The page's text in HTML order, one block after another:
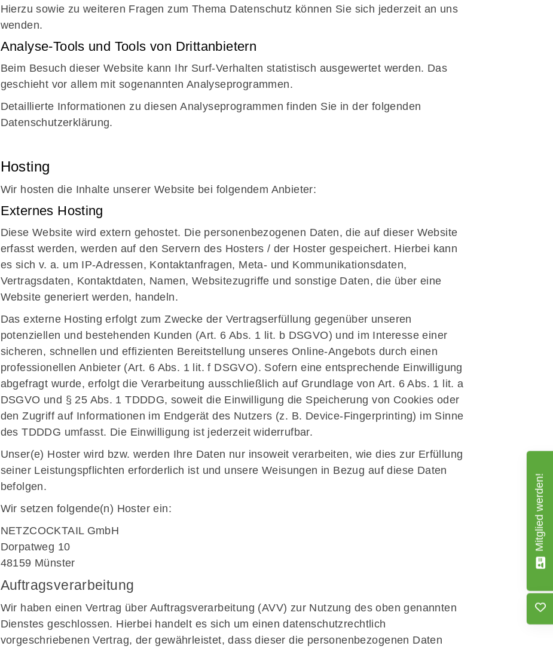
Hierzu sowie zu weiteren Fragen zum Thema Datenschutz können Sie sich jederzeit an uns
wenden.
Analyse-Tools und Tools von Dritt­anbietern
Beim Besuch dieser Website kann Ihr Surf-Verhalten statistisch ausgewertet werden. Das
geschieht vor allem mit sogenannten Analyseprogrammen.
Detaillierte Informationen zu diesen Analyseprogrammen finden Sie in der folgenden
Datenschutzerklärung.
Hosting
Wir hosten die Inhalte unserer Website bei folgendem Anbieter:
Externes Hosting
Diese Website wird extern gehostet. Die personenbezogenen Daten, die auf dieser Website
erfasst werden, werden auf den Servern des Hosters / der Hoster gespeichert. Hierbei kann
es sich v. a. um IP-Adressen, Kontaktanfragen, Meta- und Kommunikationsdaten,
Vertragsdaten, Kontaktdaten, Namen, Websitezugriffe und sonstige Daten, die über eine
Website generiert werden, handeln.
Das externe Hosting erfolgt zum Zwecke der Vertragserfüllung gegenüber unseren
potenziellen und bestehenden Kunden (Art. 6 Abs. 1 lit. b DSGVO) und im Interesse einer
sicheren, schnellen und effizienten Bereitstellung unseres Online-Angebots durch einen
professionellen Anbieter (Art. 6 Abs. 1 lit. f DSGVO). Sofern eine entsprechende Einwilligung
abgefragt wurde, erfolgt die Verarbeitung ausschließlich auf Grundlage von Art. 6 Abs. 1 lit. a
DSGVO und § 25 Abs. 1 TDDDG, soweit die Einwilligung die Speicherung von Cookies oder
den Zugriff auf Informationen im Endgerät des Nutzers (z. B. Device-Fingerprinting) im Sinne
des TDDDG umfasst. Die Einwilligung ist jederzeit widerrufbar.
Unser(e) Hoster wird bzw. werden Ihre Daten nur insoweit verarbeiten, wie dies zur Erfüllung
seiner Leistungspflichten erforderlich ist und unsere Weisungen in Bezug auf diese Daten
befolgen.
Wir setzen folgende(n) Hoster ein:
NETZCOCKTAIL GmbH
Dorpatweg 10
48159 Münster
Auftragsverarbeitung
Wir haben einen Vertrag über Auftragsverarbeitung (AVV) zur Nutzung des oben genannten
Dienstes geschlossen. Hierbei handelt es sich um einen datenschutzrechtlich
vorgeschriebenen Vertrag, der gewährleistet, dass dieser die personenbezogenen Daten
Mitglied werden!